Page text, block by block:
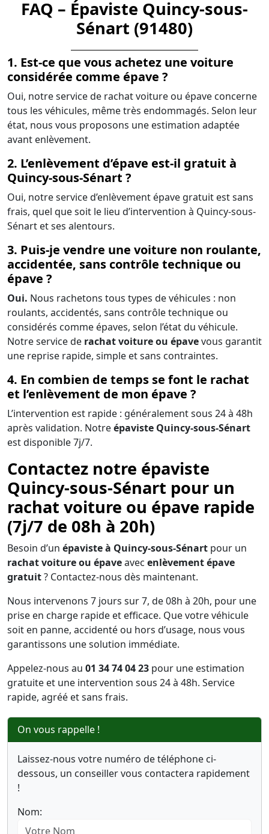
FAQ – Épaviste Quincy-sous-
Sénart (91480)
1. Est-ce que vous achetez une voiture
considérée comme épave ?
Oui, notre service de rachat voiture ou épave concerne
tous les véhicules, même très endommagés. Selon leur
état, nous vous proposons une estimation adaptée
avant enlèvement.
2. L’enlèvement d’épave est-il gratuit à
Quincy-sous-Sénart ?
Oui, notre service d’enlèvement épave gratuit est sans
frais, quel que soit le lieu d’intervention à Quincy-sous-
Sénart et ses alentours.
3. Puis-je vendre une voiture non roulante,
accidentée, sans contrôle technique ou
épave ?
Oui. Nous rachetons tous types de véhicules : non
roulants, accidentés, sans contrôle technique ou
considérés comme épaves, selon l’état du véhicule.
Notre service de rachat voiture ou épavevous garantit
une reprise rapide, simple et sans contraintes.
4. En combien de temps se font le rachat
et l’enlèvement de mon épave ?
L’intervention est rapide : généralement sous 24 à 48h
après validation. Notreépaviste Quincy-sous-Sénart
est disponible 7j/7.
Contactez notre épaviste
Quincy-sous-Sénart pour un
rachat voiture ou épave rapide
(7j/7 de 08h à 20h)
Besoin d’un épaviste à Quincy-sous-Sénart pour un
rachat voiture ou épaveavec enlèvement épave
gratuit? Contactez-nous dès maintenant.
Nous intervenons 7 jours sur 7, de 08h à 20h, pour une
prise en charge rapide et efficace. Que votre véhicule
soit en panne, accidenté ou hors d’usage, nous vous
garantissons une solution immédiate.
Appelez-nous au 01 34 74 04 23 pour une estimation
gratuite et une intervention sous 24 à 48h. Service
rapide, agréé et sans frais.
On vous rappelle !
Laissez-nous votre numéro de téléphone ci-
dessous, un conseiller vous contactera rapidement
!
Nom: